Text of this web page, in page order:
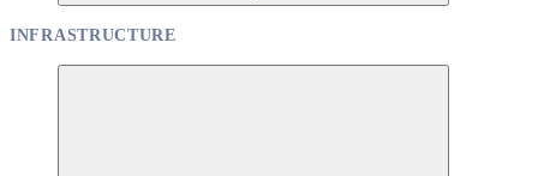
INFRASTRUCTURE